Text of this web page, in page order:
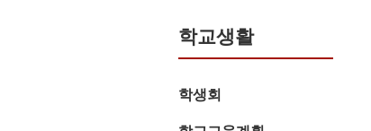
학교생활
학생회